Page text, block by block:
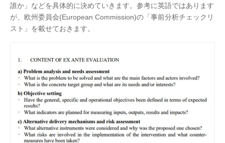
誰か」などを具体的に決めていきます。参考に英語ではあります
が、欧州委員会(European Commission)の「事前分析チェックリ
スト」を載せておきます。